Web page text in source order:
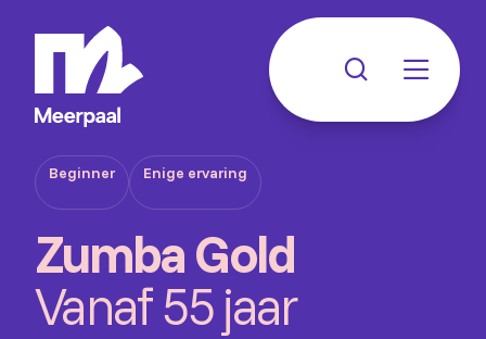
Beginner Enige ervaring
Zumba Gold
Vanaf 55 jaar